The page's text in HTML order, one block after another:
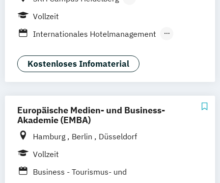
SRH Campus Berlin
SRH Campus Düsseldorf
SRH Campus Fürth SRH Campus Gera
SRH Campus Hamburg
SRH Campus Hamm SRH Campus Heide
SRH Campus Karlsruhe
SRH Campus Köln SRH Campus Leipzig
SRH Campus Leverkusen
SRH Campus München
SRH Campus Stuttgart
Vollzeit
Internationales Hotelmanagement
Eventmanagement
Kostenloses Infomaterial
Europäische Medien- und Business-
Akademie (EMBA)
Hamburg Berlin
Düsseldorf
Vollzeit
Business - Tourismus- und